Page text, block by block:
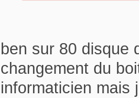
ben sur 80 disque
changement du
informaticien mais